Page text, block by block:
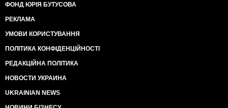
ФОНД ЮРІЯ БУТУСОВА
РЕКЛАМА
УМОВИ КОРИСТУВАННЯ
ПОЛІТИКА КОНФІДЕНЦІЙНОСТІ
РЕДАКЦІЙНА ПОЛІТИКА
НОВОСТИ УКРАИНА
UKRAINIAN NEWS